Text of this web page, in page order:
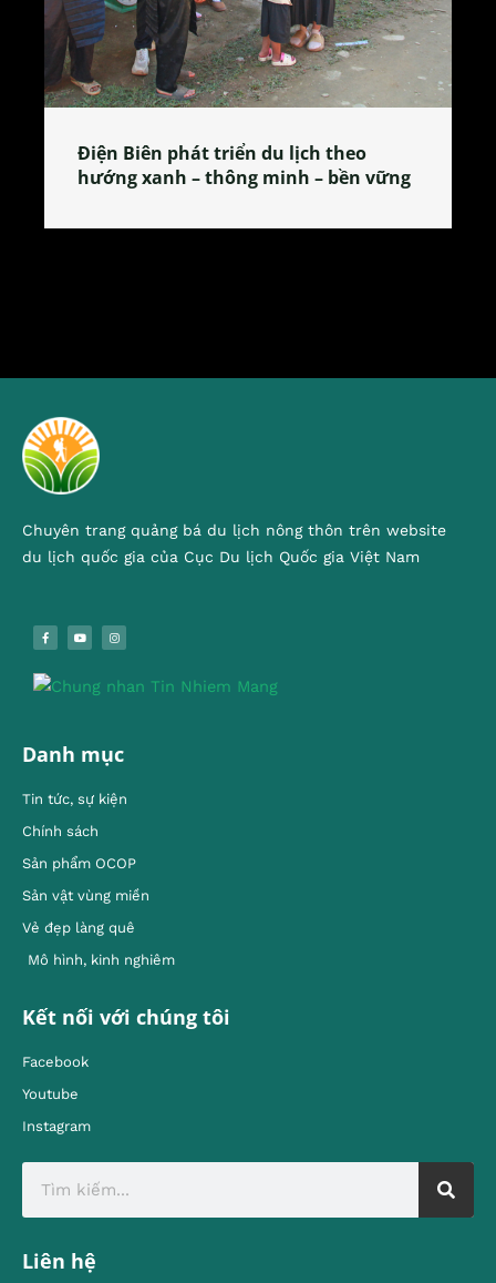
Làng làm bánh tẻ Phú Nhi – nơi lan
tỏa đặc sản xứ Đoài
Chuyên trang quảng bá du lịch nông thôn trên website
du lịch quốc gia của Cục Du lịch Quốc gia Việt Nam
Danh mục
Tin tức, sự kiện
Chính sách
Sản phẩm OCOP
Sản vật vùng miền
Vẻ đẹp làng quê
Mô hình, kinh nghiêm
Kết nối với chúng tôi
Facebook
Youtube
Instagram
Liên hệ